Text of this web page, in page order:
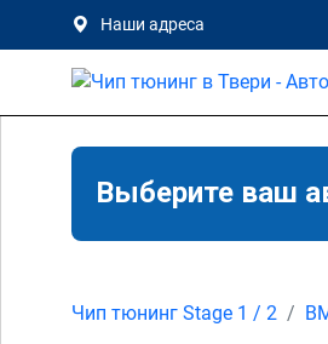
Наши адреса
Выберите ваш
Чип тюнинг Stage 1 / 2